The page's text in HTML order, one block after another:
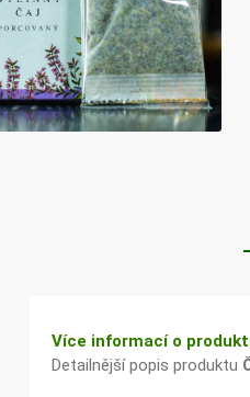
Vitamins
Ecce Vita
s.r.o.
Více informací o
Detailnější popis produktu